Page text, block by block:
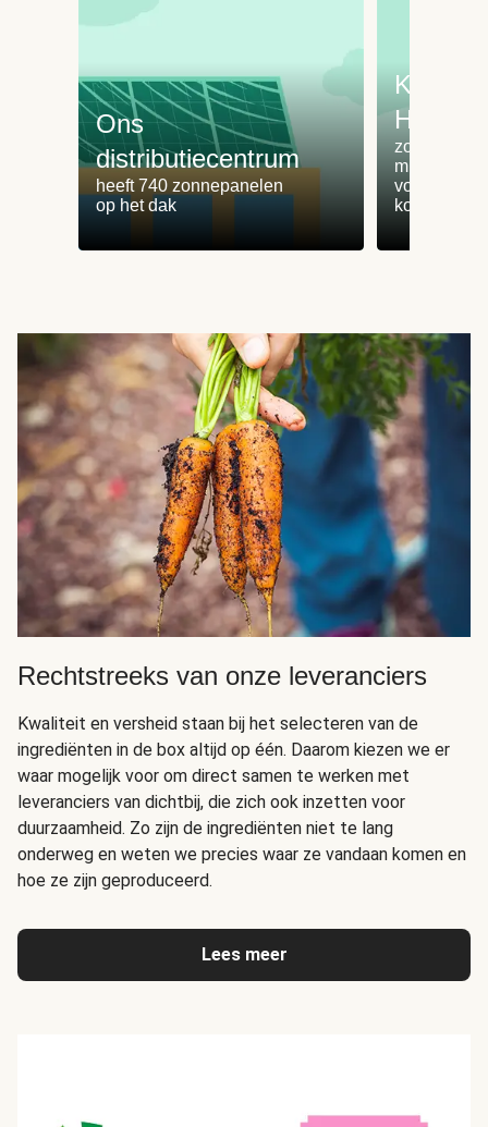
Ons
distributiecentrum
heeft 740 zonnepanelen
op het dak
Koken
zorgt voor
minder
koken
Rechtstreeks van onze leveranciers
Kwaliteit en versheid staan bij het selecteren van de
ingrediënten in de box altijd op één. Daarom kiezen we er
waar mogelijk voor om direct samen te werken met
leveranciers van dichtbij, die zich ook inzetten voor
duurzaamheid. Zo zijn de ingrediënten niet te lang
onderweg en weten we precies waar ze vandaan komen en
hoe ze zijn geproduceerd.
Lees meer